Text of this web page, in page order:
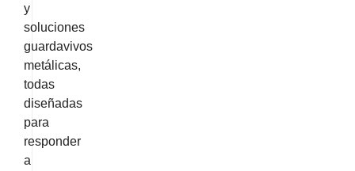
y
soluciones
guardavivos
metálicas,
todas
diseñadas
para
responder
a